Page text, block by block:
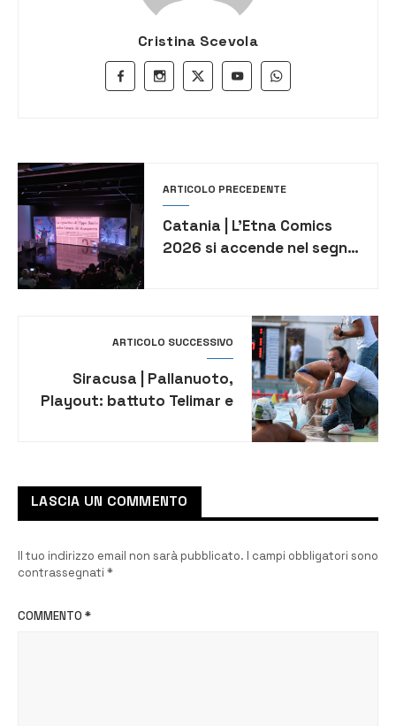
Cristina Scevola
ARTICOLO PRECEDENTE
Catania | L’Etna Comics
2026 si accende nel segno
ARTICOLO SUCCESSIVO
Siracusa | Pallanuoto,
Playout: battuto Telimar e
LASCIA UN COMMENTO
Il tuo indirizzo email non sarà pubblicato. I campi obbligatori sono
contrassegnati *
COMMENTO *